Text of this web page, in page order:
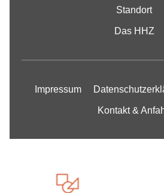
Standort
Das HHZ
Impressum
Kontakt &